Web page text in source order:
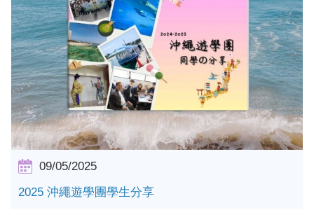
09/05/2025
2025 沖繩遊學團學生分享
詳情